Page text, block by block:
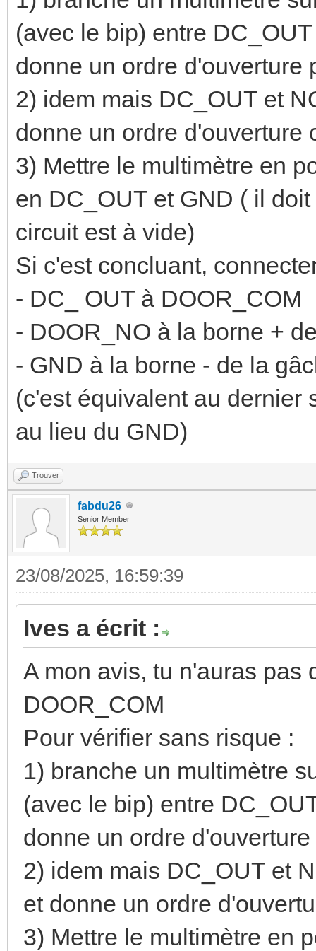
(avec le bip) entre
donne un ordre d'ouverture
2) idem mais DC_OUT et
donne un ordre d'ouverture
3) Mettre le multimètre en
en DC_OUT et GND ( il
circuit est à vide)
Si c'est concluant,
- DC_ OUT à DOOR_COM
- DOOR_NO à la borne +
- GND à la borne - de la
(c'est équivalent au dernier
au lieu du GND)
Trouver
fabdu26
Senior Member
23/08/2025, 16:59:39
Ives a écrit :
A mon avis, tu n'auras pas
DOOR_COM
Pour vérifier sans risque :
1) branche un multimètre
(avec le bip) entre
donne un ordre
2) idem mais DC_OUT et
et donne un ordre
3) Mettre le multimètre en